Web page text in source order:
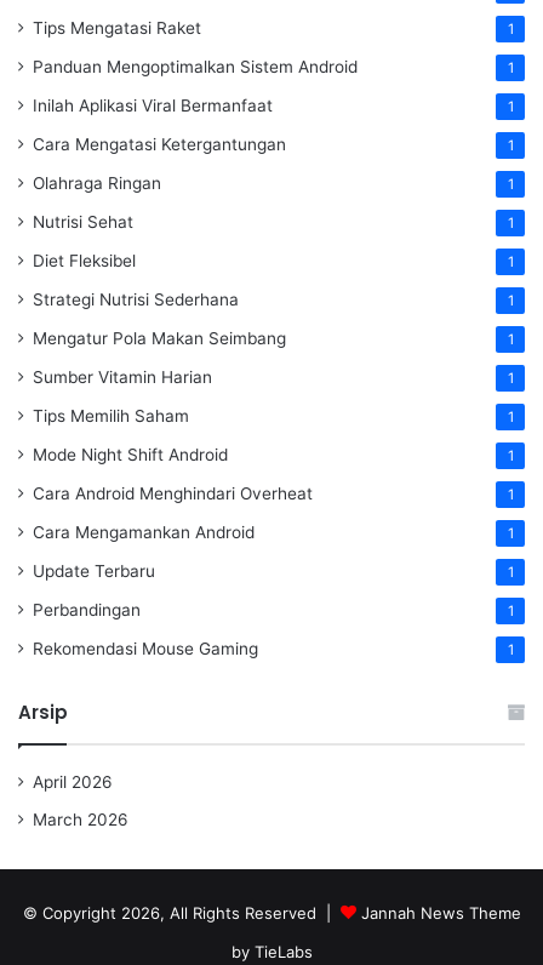
Tips Mengatasi Raket 1
Panduan Mengoptimalkan Sistem Android 1
Inilah Aplikasi Viral Bermanfaat 1
Cara Mengatasi Ketergantungan 1
Olahraga Ringan 1
Nutrisi Sehat 1
Diet Fleksibel 1
Strategi Nutrisi Sederhana 1
Mengatur Pola Makan Seimbang 1
Sumber Vitamin Harian 1
Tips Memilih Saham 1
Mode Night Shift Android 1
Cara Android Menghindari Overheat 1
Cara Mengamankan Android 1
Update Terbaru 1
Perbandingan 1
Rekomendasi Mouse Gaming 1
Arsip
April 2026
March 2026
© Copyright 2026, All Rights Reserved |
Jannah News Theme
by TieLabs